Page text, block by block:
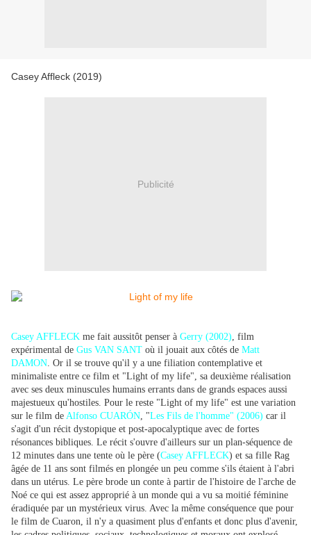
Casey Affleck (2019)
Publicité
Casey AFFLECK me fait aussitôt penser à Gerry (2002), film
expérimental de Gus VAN SANT où il jouait aux côtés de Matt
DAMON. Or il se trouve qu'il y a une filiation contemplative et
minimaliste entre ce film et "Light of my life", sa deuxième réalisation
avec ses deux minuscules humains errants dans de grands espaces aussi
majestueux qu'hostiles. Pour le reste "Light of my life" est une variation
sur le film de Alfonso CUARÓN, "Les Fils de l'homme" (2006) car il
s'agit d'un récit dystopique et post-apocalyptique avec de fortes
résonances bibliques. Le récit s'ouvre d'ailleurs sur un plan-séquence de
12 minutes dans une tente où le père (Casey AFFLECK) et sa fille Rag
âgée de 11 ans sont filmés en plongée un peu comme s'ils étaient à l'abri
dans un utérus. Le père brode un conte à partir de l'histoire de l'arche de
Noé ce qui est assez approprié à un monde qui a vu sa moitié féminine
éradiquée par un mystérieux virus. Avec la même conséquence que pour
le film de Cuaron, il n'y a quasiment plus d'enfants et donc plus d'avenir,